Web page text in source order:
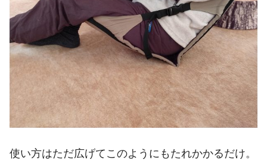
使い方はただ広げてこのようにもたれかかるだけ。